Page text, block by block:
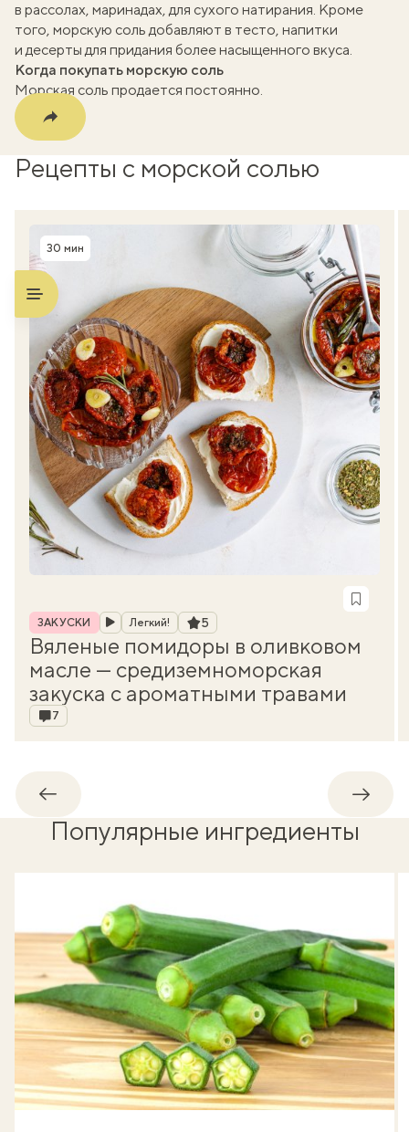
в рассолах, маринадах, для сухого натирания. Кроме
того, морскую соль добавляют в тесто, напитки
и десерты для придания более насыщенного вкуса.
Когда покупать морскую соль
Морская соль продается постоянно.
Рецепты с морской солью
Время приготовления
30 мин
Рубрика
ЗАКУСКИ Легкий! Рейтинг
5
Вяленые помидоры в оливковом
масле — средиземноморская
закуска с ароматными травами
Комментарии
7
Обратно
Популярные ингредиенты